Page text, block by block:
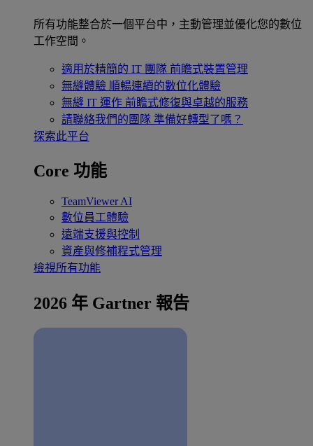
所有功能整合於一個平台中，主動管理並優化您的數位
工作空間。
適用於精簡的 IT 團隊 前瞻式裝置管理
無縫體驗 順暢連續的數位化體驗
無縫 IT 運作 前瞻式修復與卓越的服務
請聯絡我們的團隊 準備好轉型了嗎？
探索此平台
Core 功能
TeamViewer AI
數位員工體驗
遠端支援與控制
資產與修補程式管理
檢視所有功能
2026 年 Gartner 報告